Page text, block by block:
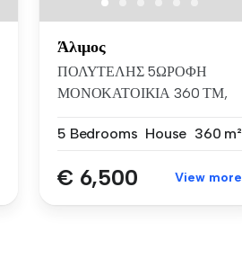
Άλιμος
ΠΟΛΥΤΕΛΗΣ 5ΩΡΟΦΗ
ΜΟΝΟΚΑΤΟΙΚΙΑ 360 ΤΜ,
5 Bedrooms House 360 m²
€ 6,500 View more